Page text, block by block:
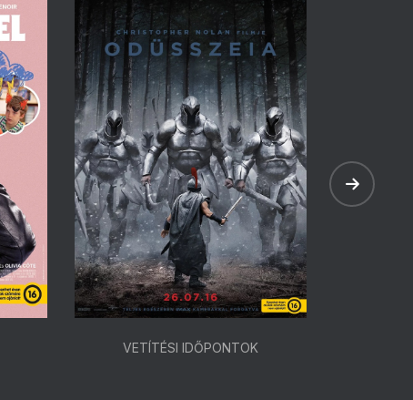
VETÍTÉSI IDŐPONTOK